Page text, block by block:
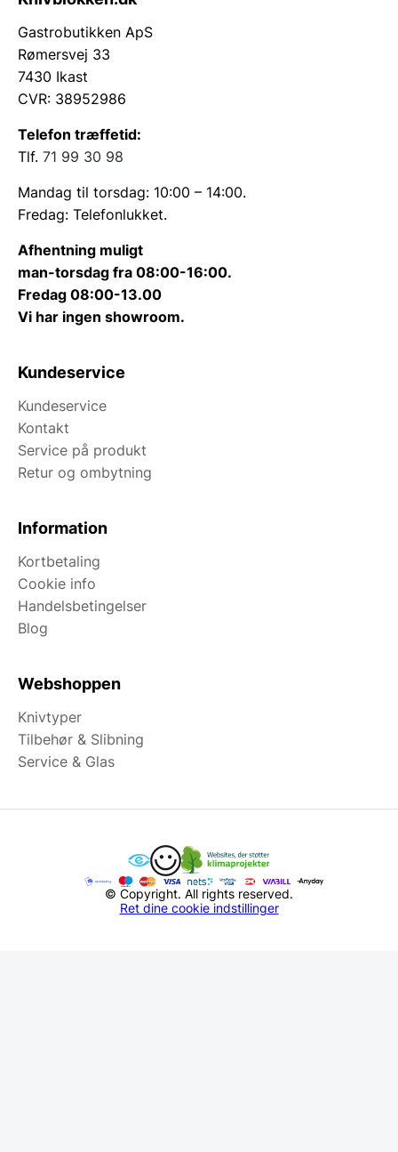
Gastrobutikken ApS
Rømersvej 33
7430 Ikast
CVR: 38952986
Telefon træffetid:
Tlf. 71 99 30 98
Mandag til torsdag: 10:00 – 14:00.
Fredag: Telefonlukket.
Afhentning muligt
man-torsdag fra 08:00-16:00.
Fredag 08:00-13.00
Vi har ingen showroom.
Kundeservice
Kundeservice
Kontakt
Service på produkt
Retur og ombytning
Information
Kortbetaling
Cookie info
Handelsbetingelser
Blog
Webshoppen
Knivtyper
Tilbehør & Slibning
Service & Glas
© Copyright. All rights reserved.
Ret dine cookie indstillinger